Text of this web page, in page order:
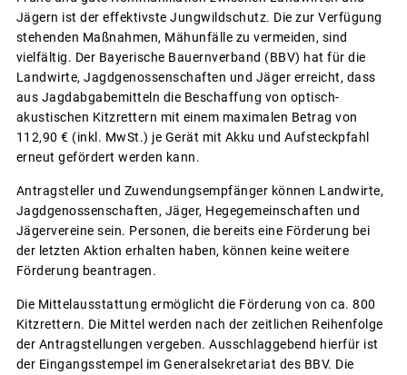
Jägern ist der effektivste Jungwildschutz. Die zur Verfügung
stehenden Maßnahmen, Mähunfälle zu vermeiden, sind
vielfältig. Der Bayerische Bauernverband (BBV) hat für die
Landwirte, Jagdgenossenschaften und Jäger erreicht, dass
aus Jagdabgabemitteln die Beschaffung von optisch-
akustischen Kitzrettern mit einem maximalen Betrag von
112,90 € (inkl. MwSt.) je Gerät mit Akku und Aufsteckpfahl
erneut gefördert werden kann.
Antragsteller und Zuwendungsempfänger können Landwirte,
Jagdgenossenschaften, Jäger, Hegegemeinschaften und
Jägervereine sein. Personen, die bereits eine Förderung bei
der letzten Aktion erhalten haben, können keine weitere
Förderung beantragen.
Die Mittelausstattung ermöglicht die Förderung von ca. 800
Kitzrettern. Die Mittel werden nach der zeitlichen Reihenfolge
der Antragstellungen vergeben. Ausschlaggebend hierfür ist
der Eingangsstempel im Generalsekretariat des BBV. Die